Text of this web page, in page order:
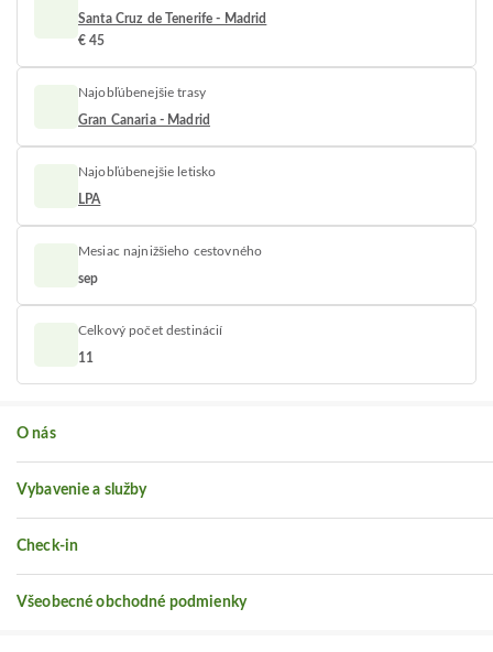
Santa Cruz de Tenerife - Madrid
€ 45
Najobľúbenejšie trasy
Gran Canaria - Madrid
Najobľúbenejšie letisko
LPA
Mesiac najnižšieho cestovného
sep
Celkový počet destinácií
11
O nás
Vybavenie a služby
Check-in
Všeobecné obchodné podmienky